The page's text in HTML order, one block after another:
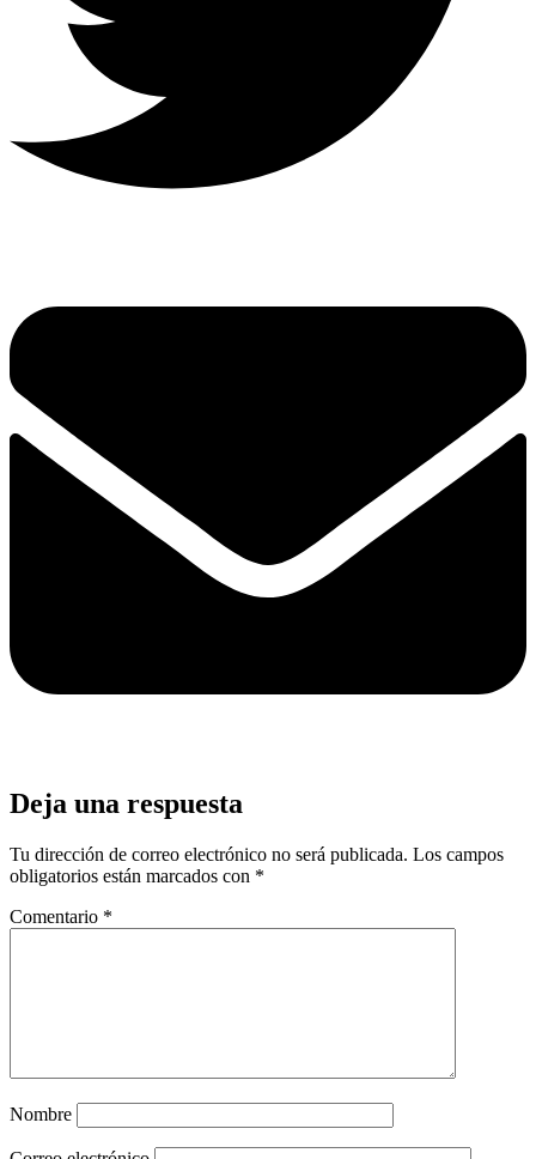
Deja una respuesta
Tu dirección de correo electrónico no será publicada. Los campos
obligatorios están marcados con *
Comentario *
Nombre